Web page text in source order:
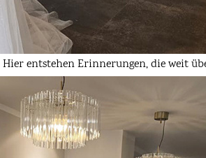
entstehen Erinnerungen, die weit